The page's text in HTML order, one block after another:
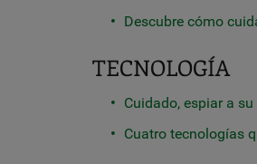
Descubre cómo
TECNOLOGÍA
Cuidado, espiar a
Cuatro tecnologías